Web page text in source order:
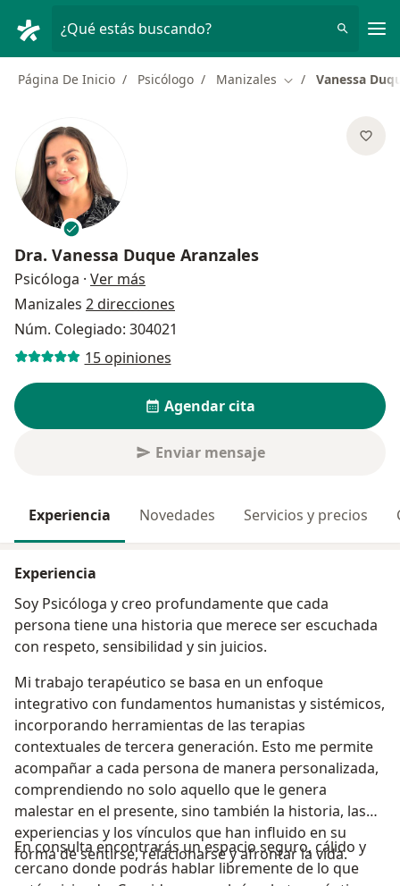
¿Qué estás buscando?
Página De Inicio Psicólogo Manizales Cambiar de ciudad
Vanessa
Dra. Vanessa Duque Aranzales
Psicóloga · Ver más
Manizales 2 direcciones
Núm. Colegiado: 304021
15 opiniones
Agendar cita
Enviar mensaje
Experiencia Novedades Servicios y precios
Experiencia
Soy Psicóloga y creo profundamente que cada
persona tiene una historia que merece ser escuchada
con respeto, sensibilidad y sin juicios.
Mi trabajo terapéutico se basa en un enfoque
integrativo con fundamentos humanistas y sistémicos,
incorporando herramientas de las terapias
contextuales de tercera generación. Esto me permite
acompañar a cada persona de manera personalizada,
comprendiendo no solo aquello que le genera
malestar en el presente, sino también la historia, las
experiencias y los vínculos que han influido en su
forma de sentirse, relacionarse y afrontar la vida.
En consulta encontrarás un espacio seguro, cálido y
cercano donde podrás hablar libremente de lo que